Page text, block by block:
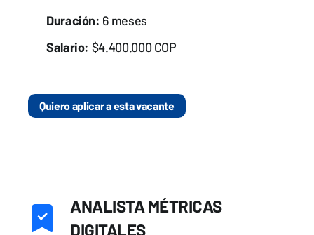
Duración: 6 meses
Salario: $4.400.000 COP
Quiero aplicar a esta vacante
ANALISTA MÉTRICAS
DIGITALES